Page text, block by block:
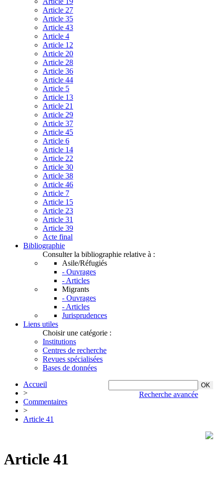
Article 27
Article 35
Article 43
Article 4
Article 12
Article 20
Article 28
Article 36
Article 44
Article 5
Article 13
Article 21
Article 29
Article 37
Article 45
Article 6
Article 14
Article 22
Article 30
Article 38
Article 46
Article 7
Article 15
Article 23
Article 31
Article 39
Acte final
Bibliographie
Consulter la bibliographie relative à :
Asile/Réfugiés
- Ouvrages
- Articles
Migrants
- Ouvrages
- Articles
Jurisprudences
Liens utiles
Choisir une catégorie :
Institutions
Centres de recherche
Revues spécialisées
Bases de données
Recherche avancée
Accueil
>
Commentaires
>
Article 41
Article 41